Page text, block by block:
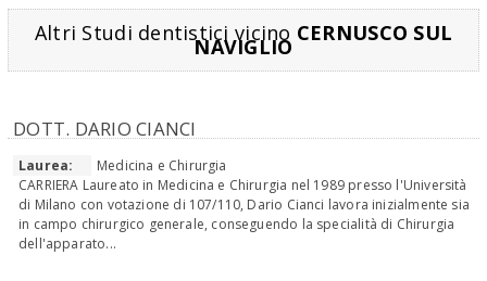
Altri Studi dentistici vicino CERNUSCO SUL
NAVIGLIO
DOTT. DARIO CIANCI
Laurea:
Medicina e Chirurgia
CARRIERA Laureato in Medicina e Chirurgia nel 1989 presso l'Università
di Milano con votazione di 107/110, Dario Cianci lavora inizialmente sia
in campo chirurgico generale, conseguendo la specialità di Chirurgia
dell'apparato...